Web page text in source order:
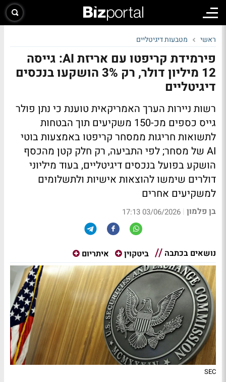
ראשי מטבעות דיגיטליים
פירמידת קריפטו עם אריזת AI: גייסה
12 מיליון דולר, רק 3% הושקעו בנכסים
דיגיטליים
רשות ניירות הערך האמריקאית טוענת כי נתן פולר
גייס כספים מכ-150 משקיעים תוך הבטחות
לתשואות חריגות ממסחר קריפטו באמצעות בוטי
AI של מסחר; לפי התביעה, רק חלק קטן מהכסף
הושקע בפועל בנכסים דיגיטליים, בעוד מיליוני
דולרים שימשו להוצאות אישיות ולתשלומים
למשקיעים אחרים
בן פלמון |
03/06/2026 17:13
נושאים בכתבה ביטקוין איתריום
SEC